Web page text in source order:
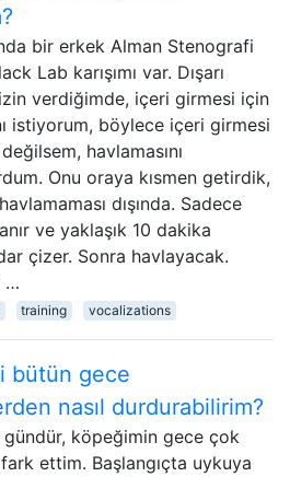
bir erkek Alman Stenografi
Lab karışımı var. Dışarı
izin verdiğimde, içeri girmesi için
istiyorum, böylece içeri girmesi
havlamasını
Onu oraya kısmen getirdik,
dışında. Sadece
ve yaklaşık 10 dakika
çizer. Sonra havlayacak.
…
training vocalizations
bütün gece
nasıl durdurabilirim?
köpeğimin gece çok
ettim. Başlangıçta uykuya